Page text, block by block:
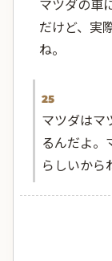
だけど、実
ね。
25
マツダはマ
るんだよ。
らしいから